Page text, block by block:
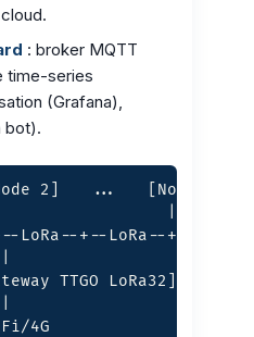
: broker MQTT
time-series
(Grafana),
bot).
2]   ...   [Node N]
LoRa--+--LoRa--+
TTGO LoRa32]
4G